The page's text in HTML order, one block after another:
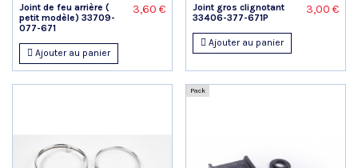
Joint de feu arrière (
petit modèle) 33709-
077-671
3,60 €
Ajouter au panier
Joint gros clignotant
33406-377-671P
3,00 €
Ajouter au panier
Pack